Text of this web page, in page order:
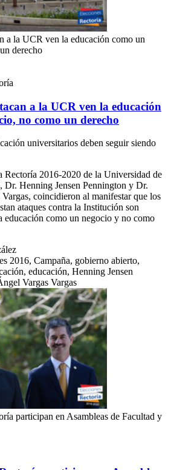
a la UCR ven la educación como un
derecho
a la UCR ven la educación
no como un derecho
universitarios deben seguir siendo
Rectoría 2016-2020 de la Universidad de
Dr. Henning Jensen Pennington y Dr.
coincidieron al manifestar que los
ataques contra la Institución son
educación como un negocio y no como
2016, Campaña, gobierno abierto,
educación, Henning Jensen
Vargas Vargas
participan en Asambleas de Facultad y